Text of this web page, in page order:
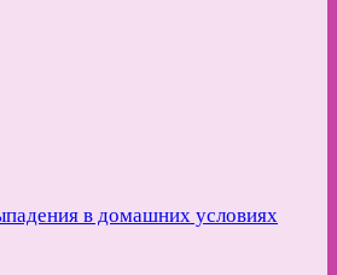
в домашних условиях